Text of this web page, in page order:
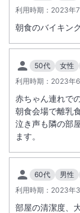
利用時期： 2023年
朝食のバイキン
50代 女性
利用時期： 2023年
赤ちゃん連れで
朝食会場で離乳
泣き声も隣の部
ます。
60代 男性
利用時期： 2023年
部屋の清潔度、